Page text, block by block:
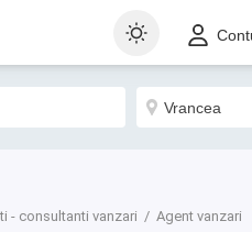
- consultanti vanzari Agent vanzari